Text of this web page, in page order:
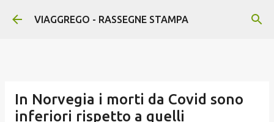
Passa ai contenuti principali
VIAGGREGO - RASSEGNE STAMPA
In Norvegia i morti da Covid sono
inferiori rispetto a quelli